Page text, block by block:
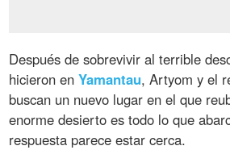
Después de sobrevivir al terrible
hicieron enYamantau, Artyom y el
buscan un nuevo lugar en el que
enorme desierto es todo lo que
respuesta parece estar cerca.